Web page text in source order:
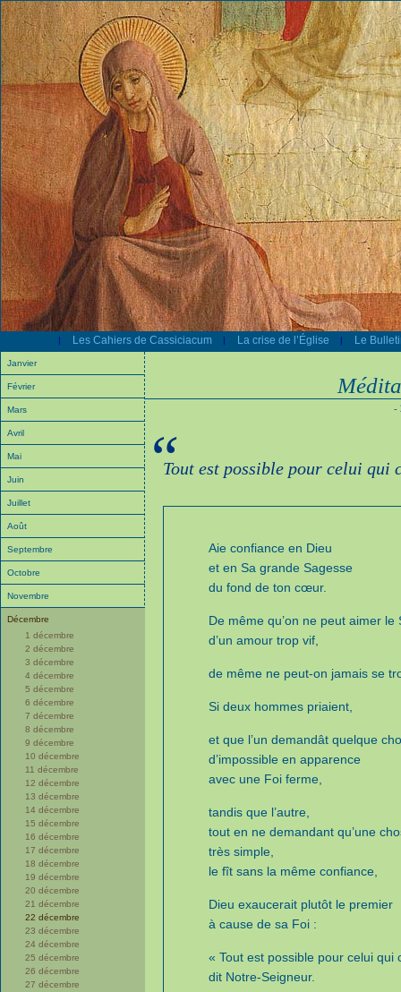
| Les Cahiers de Cassiciacum | La crise de l’Église | Le
Janvier
Février
Mars
Avril
Mai
Juin
Juillet
Août
Septembre
Octobre
Novembre
Décembre
1 décembre
2 décembre
3 décembre
4 décembre
5 décembre
6 décembre
7 décembre
8 décembre
9 décembre
10 décembre
11 décembre
12 décembre
13 décembre
14 décembre
15 décembre
16 décembre
17 décembre
18 décembre
19 décembre
20 décembre
21 décembre
22 décembre
23 décembre
24 décembre
25 décembre
26 décembre
27 décembre
-
“
Tout est possible pour celui qui
Aie confiance en Dieu
et en Sa grande Sagesse
du fond de ton cœur.
De même qu’on ne peut aimer le
d’un amour trop vif,
de même ne peut-on jamais se
Si deux hommes priaient,
et que l’un demandât quelque
d’impossible en apparence
avec une Foi ferme,
tandis que l’autre,
tout en ne demandant qu’une
très simple,
le fît sans la même confiance,
Dieu exaucerait plutôt le premier
à cause de sa Foi :
« Tout est possible pour celui qui
dit Notre-Seigneur.